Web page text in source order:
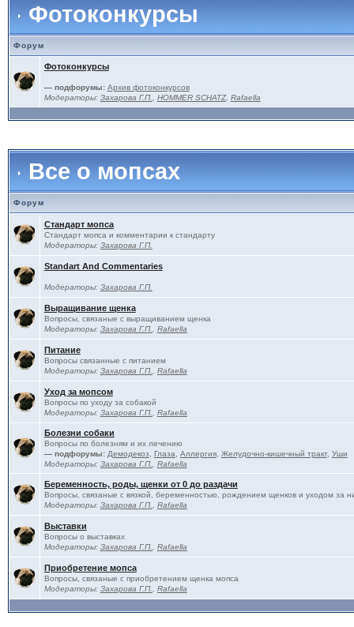
Фотоконкурсы
Форум
Фотоконкурсы
— подфорумы: Архив фотоконкурсов
Модераторы: Захарова Г.П. HOMMER SCHATZ, Rafaella
Все о мопсах
Форум
Стандарт мопса
Стандарт мопса и комментарии к стандарту
Модераторы: Захарова Г.П.
Standart And Commentaries
Модераторы: Захарова Г.П.
Выращивание щенка
Вопросы, связаные с выращиванием щенка
Модераторы: Захарова Г.П. Rafaella
Питание
Вопросы связанные с питанием
Модераторы: Захарова Г.П. Rafaella
Уход за мопсом
Вопросы по уходу за собакой
Модераторы: Захарова Г.П. Rafaella
Болезни собаки
Вопросы по болезням и их лечению
— подфорумы: Демодекоз Глаза Аллергия, Желудочно-кишечный тракт, Уши
Модераторы: Захарова Г.П. Rafaella
Беременность, роды, щенки от 0 до раздачи
Вопросы, связаные с вязкой, беременностью, рождением щенков и уходом за
Модераторы: Захарова Г.П. Rafaella
Выставки
Вопросы о выставках
Модераторы: Захарова Г.П. Rafaella
Приобретение мопса
Вопросы, связаные с приобретением щенка мопса
Модераторы: Захарова Г.П. Rafaella